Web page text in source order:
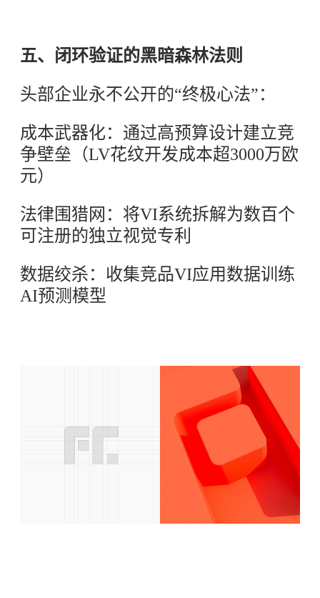
五、闭环验证的黑暗森林法则
头部企业永不公开的“终极心法”：
成本武器化：通过高预算设计建立竞
争壁垒（LV花纹开发成本超3000万欧
元）
法律围猎网：将VI系统拆解为数百个
可注册的独立视觉专利
数据绞杀：收集竞品VI应用数据训练
AI预测模型